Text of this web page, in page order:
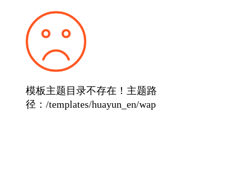
模板主题目录不存在！主题路
径：/templates/huayun_en/wap